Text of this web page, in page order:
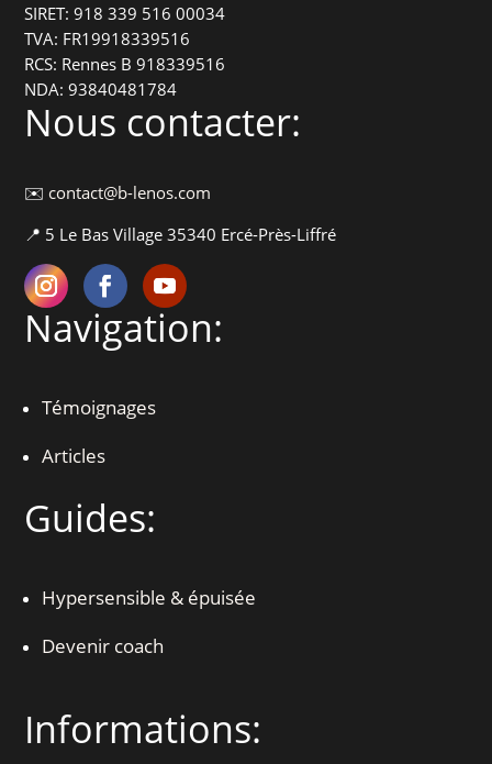
SIRET: 918 339 516 00034
TVA: FR19918339516
RCS: Rennes B 918339516
NDA: 93840481784
Nous contacter:
✉️ contact@b-lenos.com
📍 5 Le Bas Village 35340 Ercé-Près-Liffré
Navigation:
Témoignages
Articles
Guides:
Hypersensible & épuisée
Devenir coach
Informations: